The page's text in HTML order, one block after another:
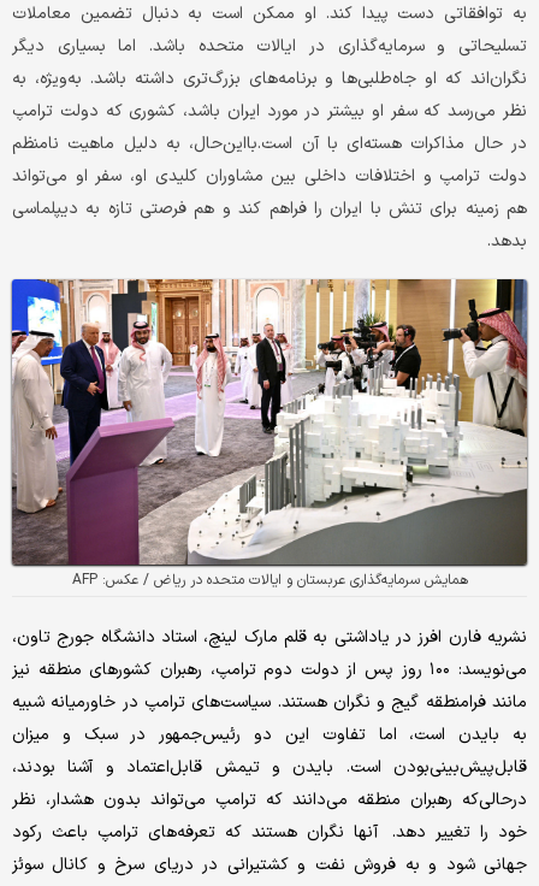
به توافقاتی دست پیدا کند. او ممکن است به دنبال تضمین معاملات
تسلیحاتی و سرمایه‌گذاری در ایالات متحده باشد. اما بسیاری دیگر
نگران‌اند که او جاه‌طلبی‌ها و برنامه‌های بزرگ‌تری داشته باشد. به‌ویژه، به
نظر می‌رسد که سفر او بیشتر در مورد ایران باشد، کشوری که دولت ترامپ
در حال مذاکرات هسته‌ای با آن است.با‌این‌حال، به دلیل ماهیت نامنظم
دولت ترامپ و اختلافات داخلی بین مشاوران کلیدی او، سفر او می‌تواند
هم زمینه برای تنش با ایران را فراهم کند و هم فرصتی تازه به دیپلماسی
بدهد.
همایش سرمایه‌گذاری عربستان و ایالات متحده در ریاض / عکس: AFP
نشریه فارن افرز در یاداشتی به قلم مارک لینچ، استاد دانشگاه جورج تاون،
می‌نویسد: ۱۰۰ روز پس از دولت دوم ترامپ، رهبران کشورهای منطقه نیز
مانند فرامنطقه گیج و نگران هستند. سیاست‌های ترامپ در خاورمیانه شبیه
به بایدن است، اما تفاوت این دو رئیس‌جمهور در سبک و میزان
قابل‌پیش‌بینی‌بودن است. بایدن و تیمش قابل‌اعتماد و آشنا بودند،
در‌حالی‌که رهبران منطقه می‌دانند که ترامپ می‌تواند بدون هشدار، نظر
خود را تغییر دهد. آنها نگران هستند که تعرفه‌های ترامپ باعث رکود
جهانی شود و به فروش نفت و کشتیرانی در دریای سرخ و کانال سوئز